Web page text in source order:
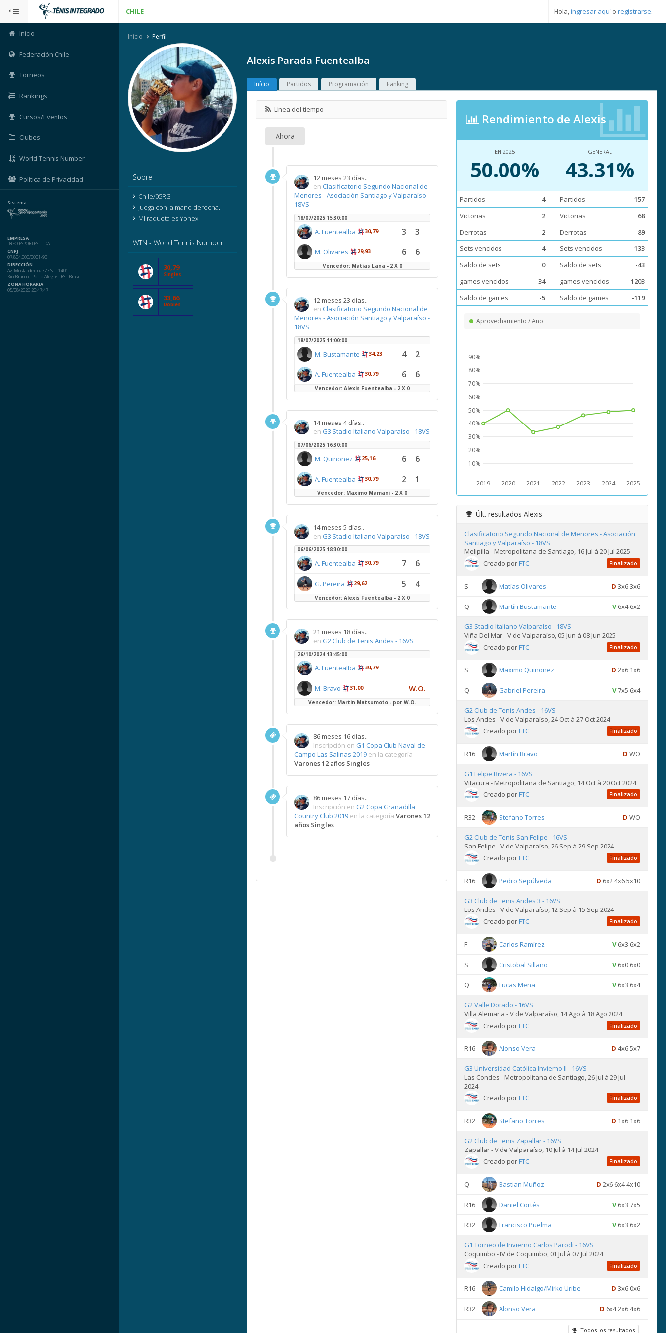
CHILE Hola,ingresar aquí o registrarse.
Inicio
Federación Chile
Torneos
Rankings
Cursos/Eventos
Clubes
World Tennis Number
Política de Privacidad
Sistema:
EMPRESA
INFO ESPORTES LTDA
CNPJ
07.804.000/0001-93
DIRECCIÓN
Av. Mostardeiro, 777 Sala 1401
Rio Branco - Porto Alegre - RS - Brasil
ZONA HORARIA
05/08/2026 20:47:47
Inicio Perfil
Alexis Parada Fuentealba
Sobre
Chile/05RG
Juega con la mano derecha.
Mi raqueta es Yonex
WTN - World Tennis Number
30,79
Singles
33,66
Dobles
Início Partidos Programación Ranking
Línea del tiempo
Ahora
12 meses 23 días..
en Clasificatorio Segundo Nacional de
Menores - Asociación Santiago y Valparaíso -
18VS
18/07/2025 15:30:00
A. Fuentealba 30,79 3 3
M. Olivares 29,93 6 6
Vencedor: Matías Lana - 2 X 0
12 meses 23 días..
en Clasificatorio Segundo Nacional de
Menores - Asociación Santiago y Valparaíso -
18VS
18/07/2025 11:00:00
M. Bustamante 34,23 4 2
A. Fuentealba 30,79 6 6
Vencedor: Alexis Fuentealba - 2 X 0
14 meses 4 días..
en G3 Stadio Italiano Valparaíso - 18VS
07/06/2025 16:30:00
M. Quiñonez 25,16 6 6
A. Fuentealba 30,79 2 1
Vencedor: Maximo Mamani - 2 X 0
14 meses 5 días..
en G3 Stadio Italiano Valparaíso - 18VS
06/06/2025 18:30:00
A. Fuentealba 30,79 7 6
G. Pereira 29,62 5 4
Vencedor: Alexis Fuentealba - 2 X 0
21 meses 18 días..
en G2 Club de Tenis Andes - 16VS
26/10/2024 13:45:00
A. Fuentealba 30,79
M. Bravo 31,00 W.O.
Vencedor: Martin Matsumoto - por W.O.
86 meses 16 días..
Inscripción en G1 Copa Club Naval de
Campo Las Salinas 2019 en la categoría
Varones 12 años Singles
86 meses 17 días..
Inscripción en G2 Copa Granadilla
Country Club 2019 en la categoría Varones 12
años Singles
Rendimiento de Alexis
EN 2025
50.00%
Partidos
4
Victorias
2
Derrotas
2
Sets vencidos
4
Saldo de sets
0
games vencidos
34
Saldo de games
-5
GENERAL
43.31%
Partidos
157
Victorias
68
Derrotas
89
Sets vencidos
133
Saldo de sets
-43
games vencidos
1203
Saldo de games
-119
Aprovechamiento / Año
2019 2020 2021 2022 2023 2024 2025
10%
20%
30%
40%
50%
60%
70%
80%
90%
Últ. resultados Alexis
Clasificatorio Segundo Nacional de Menores - Asociación
Santiago y Valparaíso - 18VS
Melipilla - Metropolitana de Santiago, 16 Jul à 20 Jul 2025
Creado porFTC Finalizado
S Matías Olivares D 3x6 3x6
Q Martín Bustamante V6x4 6x2
G3 Stadio Italiano Valparaíso - 18VS
Viña Del Mar - V de Valparaíso, 05 Jun à 08 Jun 2025
Creado porFTC Finalizado
S Maximo Quiñonez D 2x6 1x6
Q Gabriel Pereira V7x5 6x4
G2 Club de Tenis Andes - 16VS
Los Andes - V de Valparaíso, 24 Oct à 27 Oct 2024
Creado porFTC Finalizado
R16 Martín Bravo D WO
G1 Felipe Rivera - 16VS
Vitacura - Metropolitana de Santiago, 14 Oct à 20 Oct 2024
Creado porFTC Finalizado
R32 Stefano Torres D WO
G2 Club de Tenis San Felipe - 16VS
San Felipe - V de Valparaíso, 26 Sep à 29 Sep 2024
Creado porFTC Finalizado
R16 Pedro Sepúlveda D 6x2 4x6 5x10
G3 Club de Tenis Andes 3 - 16VS
Los Andes - V de Valparaíso, 12 Sep à 15 Sep 2024
Creado porFTC Finalizado
F Carlos Ramírez V6x3 6x2
S Cristobal Sillano V6x0 6x0
Q Lucas Mena V6x3 6x4
G2 Valle Dorado - 16VS
Villa Alemana - V de Valparaíso, 14 Ago à 18 Ago 2024
Creado porFTC Finalizado
R16 Alonso Vera D 4x6 5x7
G3 Universidad Católica Invierno II - 16VS
Las Condes - Metropolitana de Santiago, 26 Jul à 29 Jul
2024
Creado porFTC Finalizado
R32 Stefano Torres D 1x6 1x6
G2 Club de Tenis Zapallar - 16VS
Zapallar - V de Valparaíso, 10 Jul à 14 Jul 2024
Creado porFTC Finalizado
Q Bastian Muñoz D 2x6 6x4 4x10
R16 Daniel Cortés V6x3 7x5
R32 Francisco Puelma V6x3 6x2
G1 Torneo de Invierno Carlos Parodi - 16VS
Coquimbo - IV de Coquimbo, 01 Jul à 07 Jul 2024
Creado porFTC Finalizado
R16 Camilo Hidalgo/Mirko Uribe D 3x6 0x6
R32 Alonso Vera D 6x4 2x6 4x6
Todos los resultados